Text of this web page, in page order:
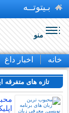
بـیتوتــه
منو
خانه اخبار داغ
تازه های متفرقه